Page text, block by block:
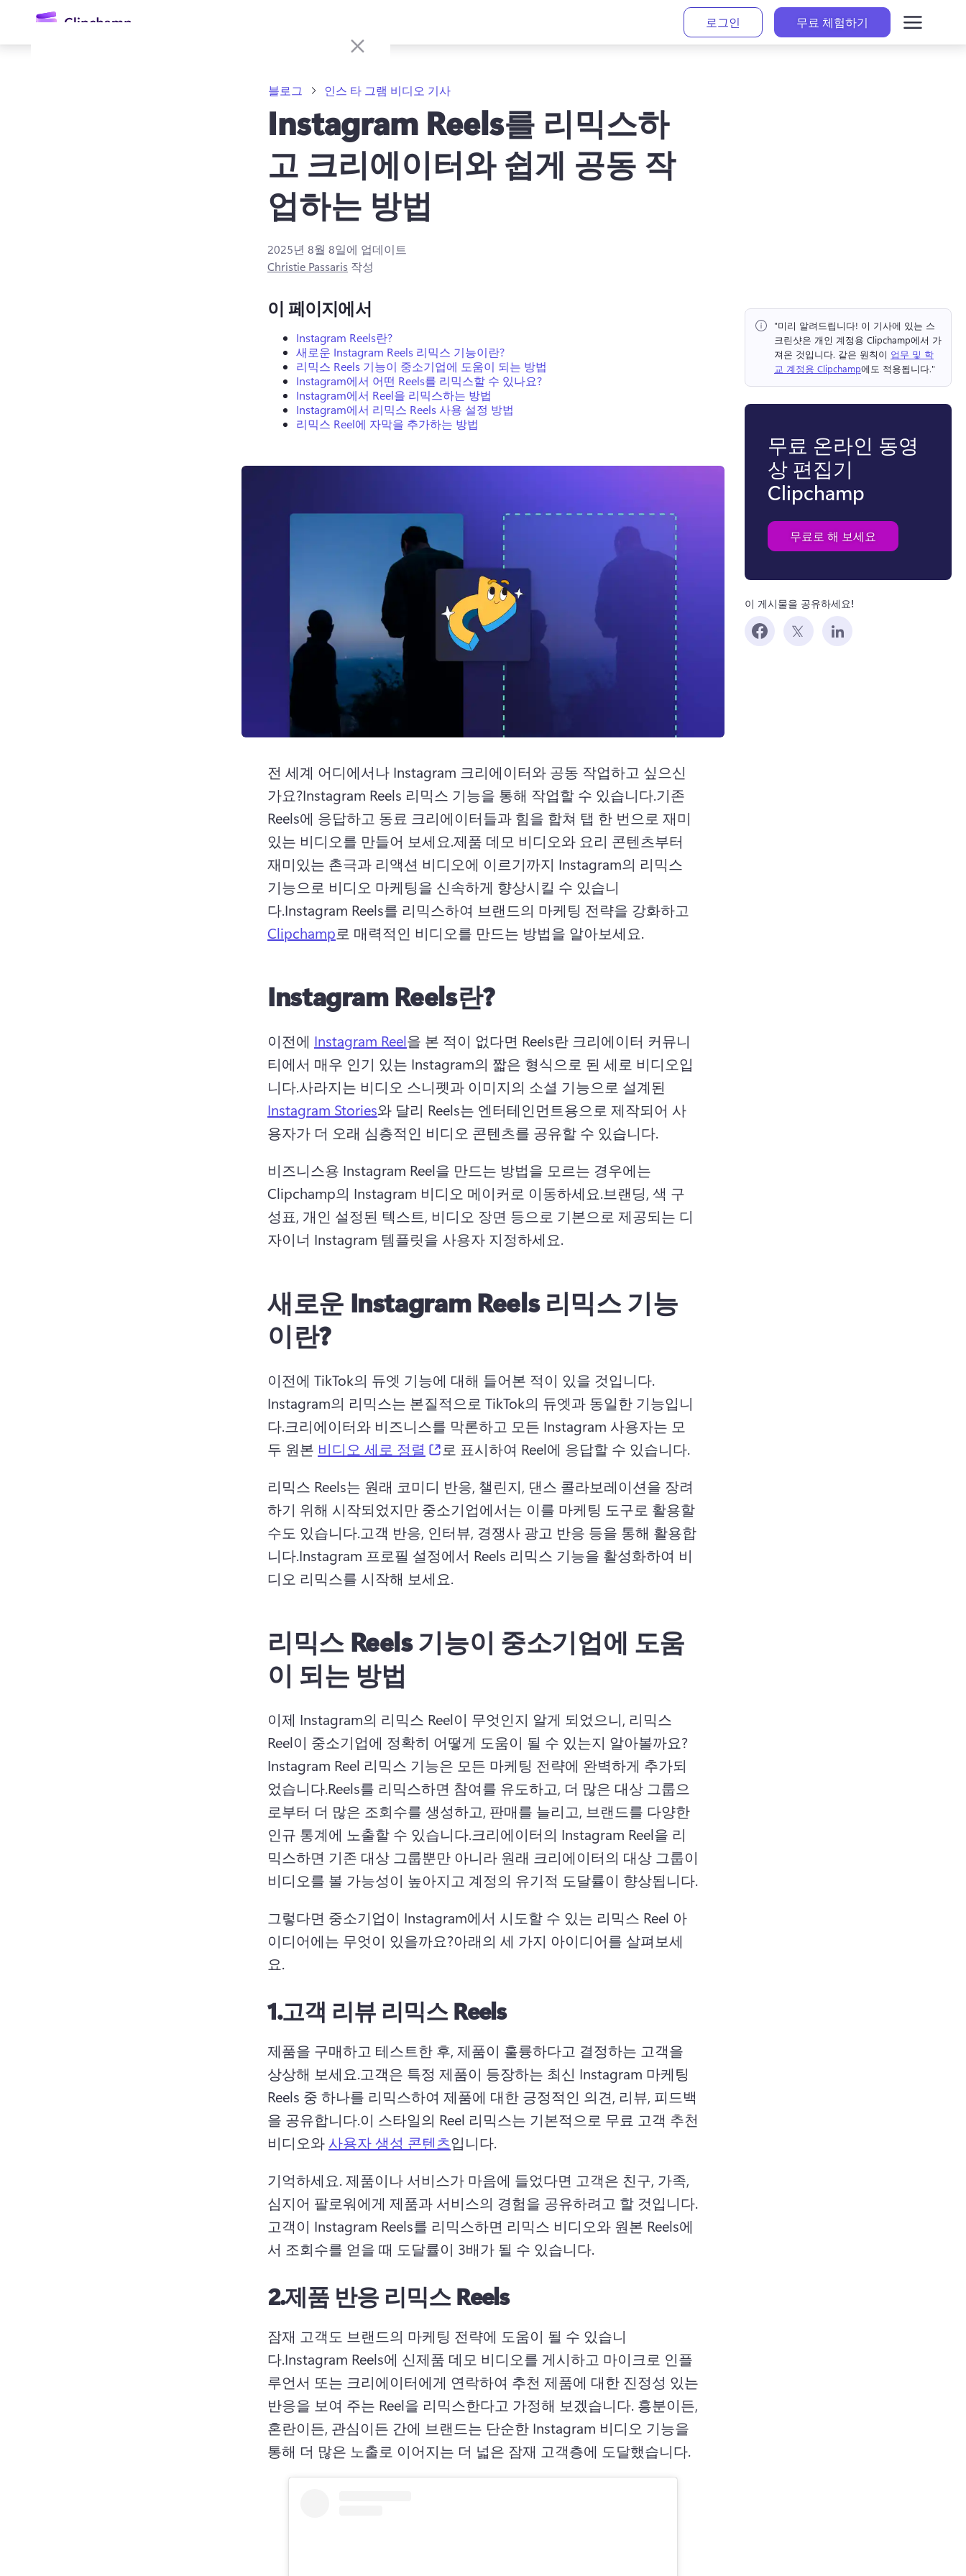
로
로그인 무료 체험하기
블로그 인스 타 그램 비디오 기사
Instagram Reels를 리믹스하
고 크리에이터와 쉽게 공동 작
업하는 방법
2025년 8월 8일에 업데이트
Christie Passaris 작성
이 페이지에서
Instagram Reels란?
새로운 Instagram Reels 리믹스 기능이란?
리믹스 Reels 기능이 중소기업에 도움이 되는 방법
Instagram에서 어떤 Reels를 리믹스할 수 있나요?
Instagram에서 Reel을 리믹스하는 방법
Instagram에서 리믹스 Reels 사용 설정 방법
리믹스 Reel에 자막을 추가하는 방법
전 세계 어디에서나 Instagram 크리에이터와 공동 작업하고 싶으신
가요?Instagram Reels 리믹스 기능을 통해 작업할 수 있습니다.기존
Reels에 응답하고 동료 크리에이터들과 힘을 합쳐 탭 한 번으로 재미
있는 비디오를 만들어 보세요.제품 데모 비디오와 요리 콘텐츠부터
재미있는 촌극과 리액션 비디오에 이르기까지 Instagram의 리믹스
기능으로 비디오 마케팅을 신속하게 향상시킬 수 있습니
다.Instagram Reels를 리믹스하여 브랜드의 마케팅 전략을 강화하고
Clipchamp로 매력적인 비디오를 만드는 방법을 알아보세요.
Instagram Reels란?
이전에 Instagram Reel을 본 적이 없다면 Reels란 크리에이터 커뮤니
티에서 매우 인기 있는 Instagram의 짧은 형식으로 된 세로 비디오입
니다.사라지는 비디오 스니펫과 이미지의 소셜 기능으로 설계된
Instagram Stories와 달리 Reels는 엔터테인먼트용으로 제작되어 사
용자가 더 오래 심층적인 비디오 콘텐츠를 공유할 수 있습니다.
비즈니스용 Instagram Reel을 만드는 방법을 모르는 경우에는
Clipchamp의 Instagram 비디오 메이커로 이동하세요.브랜딩, 색 구
성표, 개인 설정된 텍스트, 비디오 장면 등으로 기본으로 제공되는 디
자이너 Instagram 템플릿을 사용자 지정하세요.
새로운 Instagram Reels 리믹스 기능
이란?
이전에 TikTok의 듀엣 기능에 대해 들어본 적이 있을 것입니다.
Instagram의 리믹스는 본질적으로 TikTok의 듀엣과 동일한 기능입니
다.크리에이터와 비즈니스를 막론하고 모든 Instagram 사용자는 모
두 원본 비디오 세로 정렬 (opens in a new tab)
로 표시하여 Reel에 응답할 수 있습니다.
리믹스 Reels는 원래 코미디 반응, 챌린지, 댄스 콜라보레이션을 장려
하기 위해 시작되었지만 중소기업에서는 이를 마케팅 도구로 활용할
수도 있습니다.고객 반응, 인터뷰, 경쟁사 광고 반응 등을 통해 활용합
니다.Instagram 프로필 설정에서 Reels 리믹스 기능을 활성화하여 비
디오 리믹스를 시작해 보세요.
리믹스 Reels 기능이 중소기업에 도움
이 되는 방법
이제 Instagram의 리믹스 Reel이 무엇인지 알게 되었으니, 리믹스
Reel이 중소기업에 정확히 어떻게 도움이 될 수 있는지 알아볼까요?
Instagram Reel 리믹스 기능은 모든 마케팅 전략에 완벽하게 추가되
었습니다.Reels를 리믹스하면 참여를 유도하고, 더 많은 대상 그룹으
로부터 더 많은 조회수를 생성하고, 판매를 늘리고, 브랜드를 다양한
인규 통계에 노출할 수 있습니다.크리에이터의 Instagram Reel을 리
믹스하면 기존 대상 그룹뿐만 아니라 원래 크리에이터의 대상 그룹이
그렇다면 중소기업이 Instagram에서 시도할 수 있는 리믹스 Reel 아
이디어에는 무엇이 있을까요?아래의 세 가지 아이디어를 살펴보세
요.
1.고객 리뷰 리믹스 Reels
제품을 구매하고 테스트한 후, 제품이 훌륭하다고 결정하는 고객을
상상해 보세요.고객은 특정 제품이 등장하는 최신 Instagram 마케팅
Reels 중 하나를 리믹스하여 제품에 대한 긍정적인 의견, 리뷰, 피드백
을 공유합니다.이 스타일의 Reel 리믹스는 기본적으로 무료 고객 추천
비디오와 사용자 생성 콘텐츠입니다.
기억하세요. 제품이나 서비스가 마음에 들었다면 고객은 친구, 가족,
심지어 팔로워에게 제품과 서비스의 경험을 공유하려고 할 것입니다.
고객이 Instagram Reels를 리믹스하면 리믹스 비디오와 원본 Reels에
서 조회수를 얻을 때 도달률이 3배가 될 수 있습니다.
2.제품 반응 리믹스 Reels
잠재 고객도 브랜드의 마케팅 전략에 도움이 될 수 있습니
다.Instagram Reels에 신제품 데모 비디오를 게시하고 마이크로 인플
루언서 또는 크리에이터에게 연락하여 추천 제품에 대한 진정성 있는
반응을 보여 주는 Reel을 리믹스한다고 가정해 보겠습니다. 흥분이든,
혼란이든, 관심이든 간에 브랜드는 단순한 Instagram 비디오 기능을
통해 더 많은 노출로 이어지는 더 넓은 잠재 고객층에 도달했습니다.
"미리 알려드립니다! 이 기사에 있는 스
크린샷은 개인 계정용 Clipchamp에서 가
져온 것입니다. 같은 원칙이 업무 및 학
교 계정용 Clipchamp에도 적용됩니다."
무료 온라인 동영
상 편집기
Clipchamp
무료로 해 보세요
이 게시물을 공유하세요!